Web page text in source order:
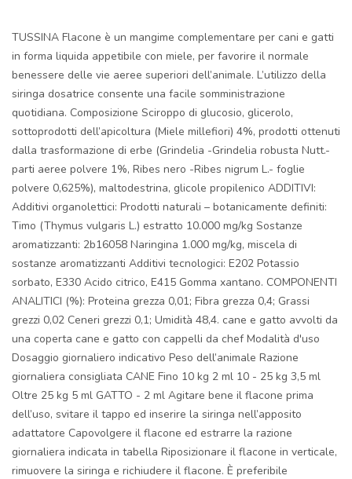
TUSSINA Flacone è un mangime complementare per cani e gatti
in forma liquida appetibile con miele, per favorire il normale
benessere delle vie aeree superiori dell’animale. L’utilizzo della
siringa dosatrice consente una facile somministrazione
quotidiana. Composizione Sciroppo di glucosio, glicerolo,
sottoprodotti dell’apicoltura (Miele millefiori) 4%, prodotti ottenuti
dalla trasformazione di erbe (Grindelia -Grindelia robusta Nutt.-
parti aeree polvere 1%, Ribes nero -Ribes nigrum L.- foglie
polvere 0,625%), maltodestrina, glicole propilenico ADDITIVI:
Additivi organolettici: Prodotti naturali – botanicamente definiti:
Timo (Thymus vulgaris L.) estratto 10.000 mg/kg Sostanze
aromatizzanti: 2b16058 Naringina 1.000 mg/kg, miscela di
sostanze aromatizzanti Additivi tecnologici: E202 Potassio
sorbato, E330 Acido citrico, E415 Gomma xantano. COMPONENTI
ANALITICI (%): Proteina grezza 0,01; Fibra grezza 0,4; Grassi
grezzi 0,02 Ceneri grezzi 0,1; Umidità 48,4. cane e gatto avvolti da
una coperta cane e gatto con cappelli da chef Modalità d'uso
Dosaggio giornaliero indicativo Peso dell’animale Razione
giornaliera consigliata CANE Fino 10 kg 2 ml 10 - 25 kg 3,5 ml
Oltre 25 kg 5 ml GATTO - 2 ml Agitare bene il flacone prima
dell’uso, svitare il tappo ed inserire la siringa nell’apposito
adattatore Capovolgere il flacone ed estrarre la razione
giornaliera indicata in tabella Riposizionare il flacone in verticale,
rimuovere la siringa e richiudere il flacone. È preferibile